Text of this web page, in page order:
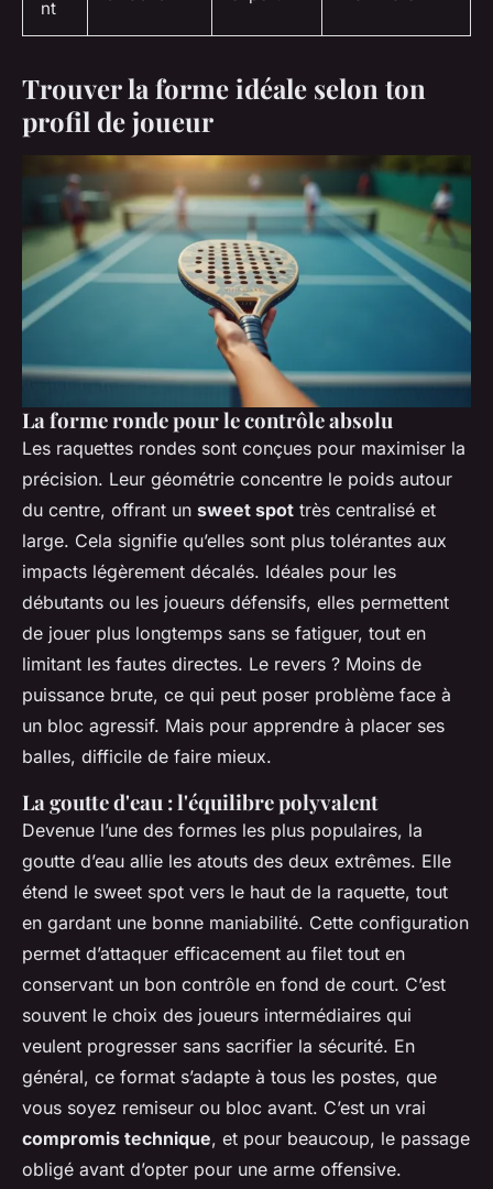
nt
Trouver la forme idéale selon ton
profil de joueur
La forme ronde pour le contrôle absolu
Les raquettes rondes sont conçues pour maximiser la
précision. Leur géométrie concentre le poids autour
du centre, offrant un sweet spot très centralisé et
large. Cela signifie qu’elles sont plus tolérantes aux
impacts légèrement décalés. Idéales pour les
débutants ou les joueurs défensifs, elles permettent
de jouer plus longtemps sans se fatiguer, tout en
limitant les fautes directes. Le revers ? Moins de
puissance brute, ce qui peut poser problème face à
un bloc agressif. Mais pour apprendre à placer ses
balles, difficile de faire mieux.
La goutte d'eau : l'équilibre polyvalent
Devenue l’une des formes les plus populaires, la
goutte d’eau allie les atouts des deux extrêmes. Elle
étend le sweet spot vers le haut de la raquette, tout
en gardant une bonne maniabilité. Cette configuration
permet d’attaquer efficacement au filet tout en
conservant un bon contrôle en fond de court. C’est
souvent le choix des joueurs intermédiaires qui
veulent progresser sans sacrifier la sécurité. En
général, ce format s’adapte à tous les postes, que
vous soyez remiseur ou bloc avant. C’est un vrai
compromis technique, et pour beaucoup, le passage
obligé avant d’opter pour une arme offensive.